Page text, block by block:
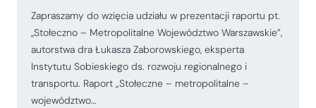
Zapraszamy do wzięcia udziału w prezentacji raportu pt.
,,Stołeczno – Metropolitalne Województwo Warszawskie”,
autorstwa dra Łukasza Zaborowskiego, eksperta
Instytutu Sobieskiego ds. rozwoju regionalnego i
transportu. Raport „Stołeczne – metropolitalne –
województwo…